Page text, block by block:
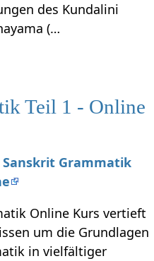
des Kundalini
(…
Teil 1 - Online
Sanskrit Grammatik
Online Kurs vertieft
um die Grundlagen
in vielfältiger